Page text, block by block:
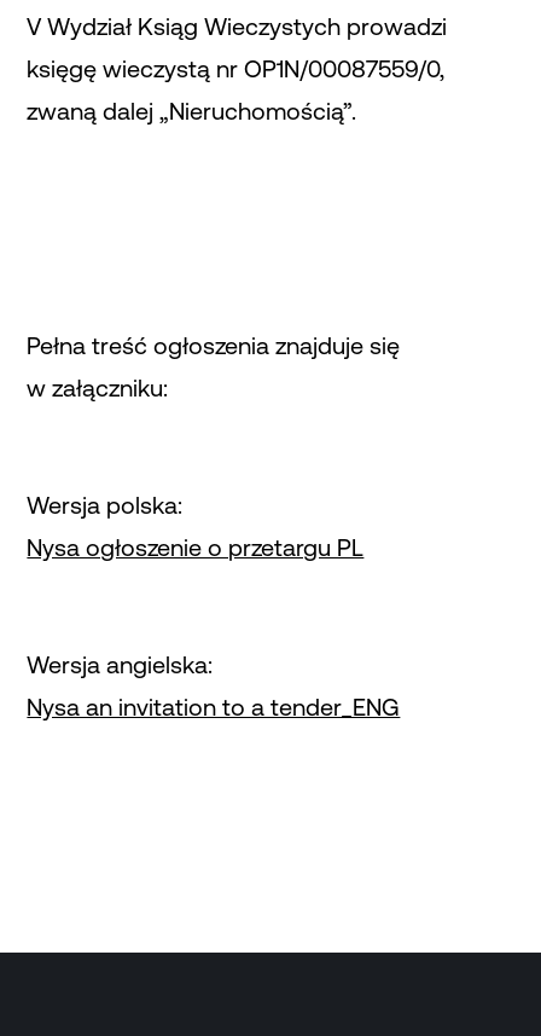
V Wydział Ksiąg Wieczystych prowadzi
księgę wieczystą nr OP1N/00087559/0,
zwaną dalej „Nieruchomością”.
Pełna treść ogłoszenia znajduje się
w załączniku:
Wersja polska:
Nysa ogłoszenie o przetargu PL
Wersja angielska:
Nysa an invitation to a tender_ENG